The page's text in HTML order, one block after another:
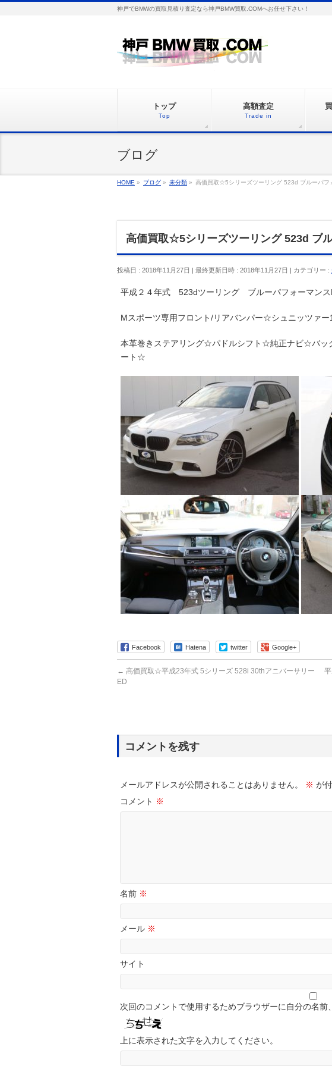
神戸でBMWの買取見積り査定なら神戸BMW買取.COMへお任せ下さい！
トップ
Top
高額査定
Trade in
ブログ
HOME » ブログ » 未分類 » 高価買取☆5シリーズツーリング 523d ブルーパフ
高価買取☆5シリーズツーリング 523d ブ
投稿日 : 2018年11月27日 最終更新日時 : 2018年11月27日 カテゴリー :
平成２４年式 523dツーリング ブルーパフォーマン
Mスポーツ専用フロント/リアバンパー☆シュニッツァ
本革巻きステアリング☆パドルシフト☆純正ナビ☆バ
ート☆
Facebook Hatena twitter Google+
← 高価買取☆平成23年式 5シリーズ 528i 30thアニバーサリー
ED
コメントを残す
メールアドレスが公開されることはありません。 ※ が
コメント ※
名前 ※
メール ※
サイト
次回のコメントで使用するためブラウザーに自分の名前
上に表示された文字を入力してください。